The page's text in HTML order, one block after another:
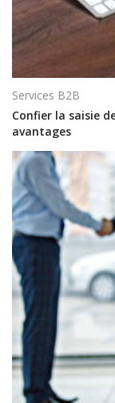
Services B2B
Confier la saisie
avantages